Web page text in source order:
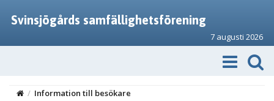
Svinsjögårds samfällighetsförening
7 augusti 2026
/ Information till besökare